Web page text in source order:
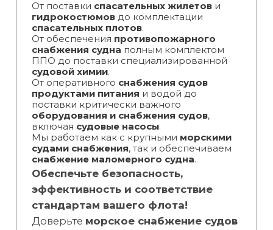
От поставки спасательных жилетови
гидрокостюмовдо комплектации
спасательных плотов.
От обеспечения противопожарного
снабжения судна полным комплектом
ППО до поставки специализированной
судовой химии.
От оперативного снабжения судов
продуктами питания и водой до
поставки критически важного
оборудования и снабжения судов,
включая судовые насосы.
Мы работаем как с крупными морскими
судами снабжения, так и обеспечиваем
снабжение маломерного судна.
Обеспечьте безопасность,
эффективность и соответствие
стандартам вашего флота!
Доверьте морское снабжение судов